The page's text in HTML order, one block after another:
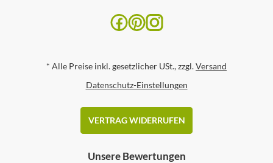
* Alle Preise inkl. gesetzlicher USt., zzgl.Versand
Datenschutz-Einstellungen
VERTRAG WIDERRUFEN
Unsere Bewertungen